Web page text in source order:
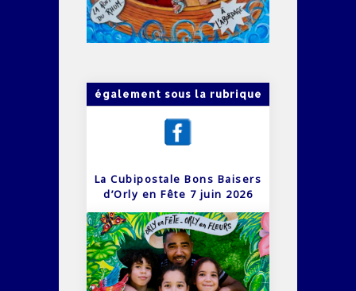
également sous la rubrique
La Cubipostale Bons Baisers
d’Orly en Fête 7 juin 2026